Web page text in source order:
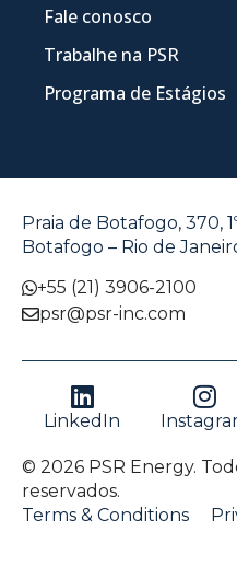
Fale conosco
Trabalhe na PSR
Programa de Estágios
Praia de Botafogo, 370,
Botafogo – Rio de
+55 (21) 3906-2100
psr@psr-inc.com
LinkedIn
© 2026 PSR Energy.
reservados.
Terms & Conditions